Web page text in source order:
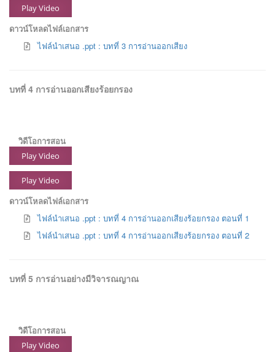
Play Video
ดาวน์โหลดไฟล์เอกสาร
ไฟล์นำเสนอ .ppt : บทที่ 3 การอ่านออกเสียง
บทที่ 4 การอ่านออกเสียงร้อยกรอง
วิดีโอการสอน
Play Video
Play Video
ดาวน์โหลดไฟล์เอกสาร
ไฟล์นำเสนอ .ppt : บทที่ 4 การอ่านออกเสียงร้อยกรอง ตอนที่ 1
ไฟล์นำเสนอ .ppt : บทที่ 4 การอ่านออกเสียงร้อยกรอง ตอนที่ 2
บทที่ 5 การอ่านอย่างมีวิจารณญาณ
วิดีโอการสอน
Play Video